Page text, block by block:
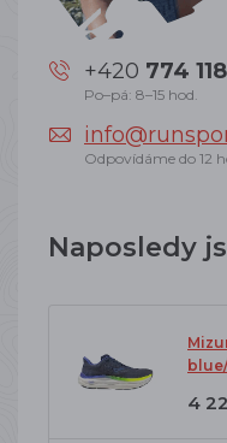
+420 774
Po–pá: 8–15 hod.
Odpovídáme do 12
Naposledy
4